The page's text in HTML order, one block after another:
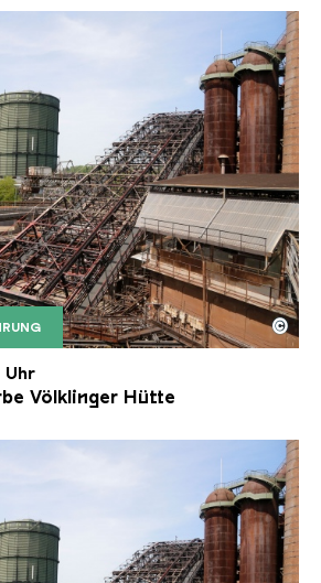
der Völklinger Hütte mit
Völklinger Hütte | Karl
©
Uhr
Völklinger Hütte